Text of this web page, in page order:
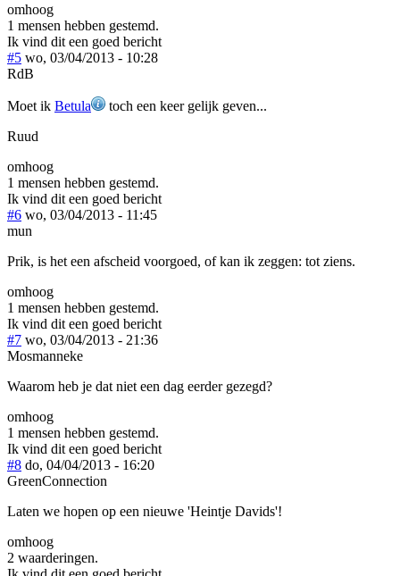
omhoog
1 mensen hebben gestemd.
Ik vind dit een goed bericht
#5 wo, 03/04/2013 - 10:28
RdB
Moet ik Betula
toch een keer gelijk geven...
Ruud
omhoog
1 mensen hebben gestemd.
Ik vind dit een goed bericht
#6 wo, 03/04/2013 - 11:45
mun
Prik, is het een afscheid voorgoed, of kan ik zeggen: tot ziens.
omhoog
1 mensen hebben gestemd.
Ik vind dit een goed bericht
#7 wo, 03/04/2013 - 21:36
Mosmanneke
Waarom heb je dat niet een dag eerder gezegd?
omhoog
1 mensen hebben gestemd.
Ik vind dit een goed bericht
#8 do, 04/04/2013 - 16:20
GreenConnection
Laten we hopen op een nieuwe 'Heintje Davids'!
omhoog
2 waarderingen.